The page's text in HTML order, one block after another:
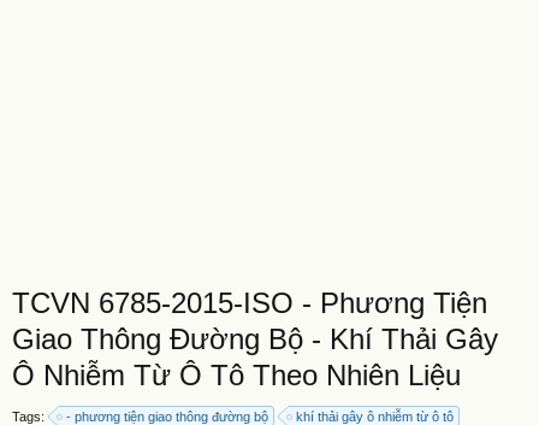
TCVN 6785-2015-ISO - Phương Tiện
Giao Thông Đường Bộ - Khí Thải Gây
Ô Nhiễm Từ Ô Tô Theo Nhiên Liệu
Tags: - phương tiện giao thông đường bộ
khí thải gây ô nhiễm từ ô tô